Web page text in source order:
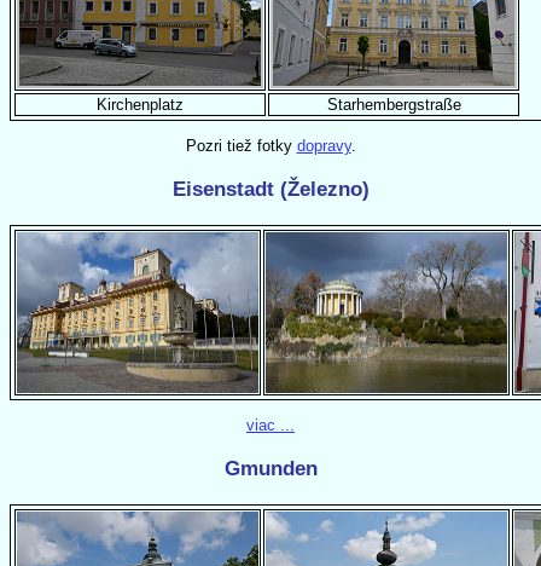
Kirchenplatz Starhembergstraße
Pozri tiež fotky dopravy.
Eisenstadt (Železno)
viac ...
Gmunden